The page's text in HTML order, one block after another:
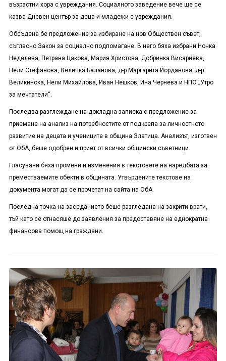
възрастни хора с увреждания. Социалното заведение вече ще се
казва Дневен център за деца и младежи с увреждания.
Обсъдена бе предложение за избиране на нов Обществен съвет,
съгласно Закон за социално подпомагане. В него бяха избрани Нонка
Неделева, Петрана Цакова, Мария Христова, Добринка Висариева,
Нели Стефанова, Величка Баланова, д-р Маргарита Йорданова, д-р
Великинска, Нели Михайлова, Иван Нешков, Ина Чернева и НПО „Утро
за мечтатели“.
Последва разглеждане на докладна записка с предложение за
приемане на анализ на потребностите от подкрепа за личностното
развитие на децата и учениците в община Златица. Анализът, изготвен
от ОбА, беше одобрен и приет от всички общински съветници.
Гласувани бяха промени и изменения в текстовете на наредбата за
преместваемите обекти в общината. Утвърдените текстове на
документа могат да се прочетат на сайта на ОбА.
Последна точка на заседанието беше разгледана на закрити врати,
тъй като се отнасяше до заявления за предоставяне на еднократна
финансова помощ на граждани.